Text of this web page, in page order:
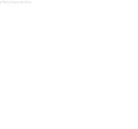
* Memória para Desktop